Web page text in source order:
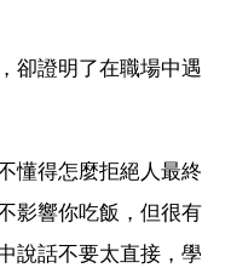
卻證明了在職場中遇
懂得怎麼拒絕人最終
影響你吃飯，但很有
說話不要太直接，學